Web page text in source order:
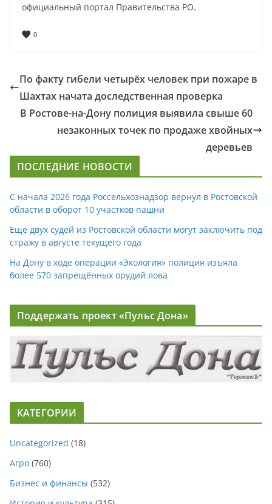
официальный портал Правительства РО.
0
По факту гибели четырёх человек при пожаре в
Шахтах начата доследственная проверка
В Ростове-на-Дону полиция выявила свыше 60
незаконных точек по продаже хвойных
деревьев
ПОСЛЕДНИЕ НОВОСТИ
С начала 2026 года Россельхознадзор вернул в Ростовской
области в оборот 10 участков пашни
Еще двух судей из Ростовской области могут заключить под
стражу в августе текущего года
На Дону в ходе операции «Экология» полиция изъяла
более 570 запрещённых орудий лова
Поддержать проект «Пульс Дона»
КАТЕГОРИИ
Uncategorized (18)
Агро (760)
Бизнес и финансы (532)